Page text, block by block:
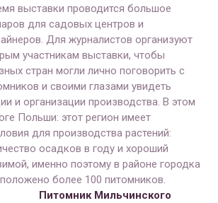
выставки проводится большое
для садовых центров и
Для журналистов организуют
участникам выставки, чтобы
стран могли лично поговорить с
и своими глазами увидеть
и организации производства. В этом
Польши: этот регион имеет
для производства растений:
осадков в году и хороший
именно поэтому в районе городка
более 100 питомников.
Питомник Мильчинского